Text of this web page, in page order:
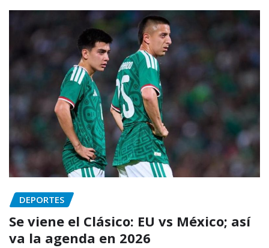
DEPORTES
Se viene el Clásico: EU vs México; así
va la agenda en 2026